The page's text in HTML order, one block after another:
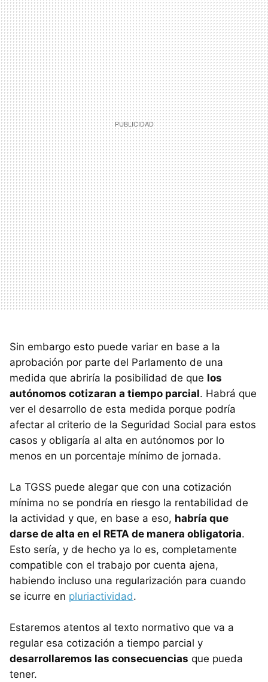
Sin embargo esto puede variar en base a la
aprobación por parte del Parlamento de una
medida que abriría la posibilidad de que los
autónomos cotizaran a tiempo parcial. Habrá que
ver el desarrollo de esta medida porque podría
afectar al criterio de la Seguridad Social para estos
casos y obligaría al alta en autónomos por lo
menos en un porcentaje mínimo de jornada.
La TGSS puede alegar que con una cotización
mínima no se pondría en riesgo la rentabilidad de
la actividad y que, en base a eso, habría que
darse de alta en el RETA de manera obligatoria.
Esto sería, y de hecho ya lo es, completamente
compatible con el trabajo por cuenta ajena,
habiendo incluso una regularización para cuando
se icurre en pluriactividad.
Estaremos atentos al texto normativo que va a
regular esa cotización a tiempo parcial y
desarrollaremos las consecuencias que pueda
tener.